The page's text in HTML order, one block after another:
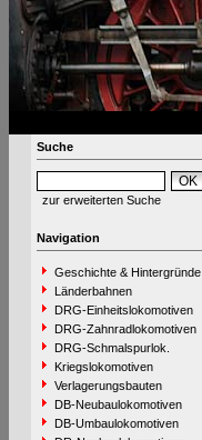
Suche
zur erweiterten Suche
Navigation
Geschichte & Hintergründe
Länderbahnen
DRG-Einheitslokomotiven
DRG-Zahnradlokomotiven
DRG-Schmalspurlok.
Kriegslokomotiven
Verlagerungsbauten
DB-Neubaulokomotiven
DB-Umbaulokomotiven